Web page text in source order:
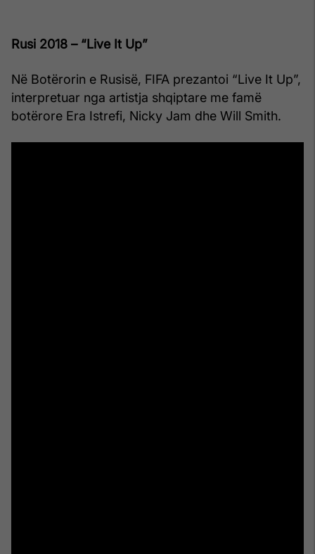
Rusi 2018 – “Live It Up”
Në Botërorin e Rusisë, FIFA prezantoi “Live It Up”,
interpretuar nga artistja shqiptare me famë
botërore Era Istrefi, Nicky Jam dhe Will Smith.